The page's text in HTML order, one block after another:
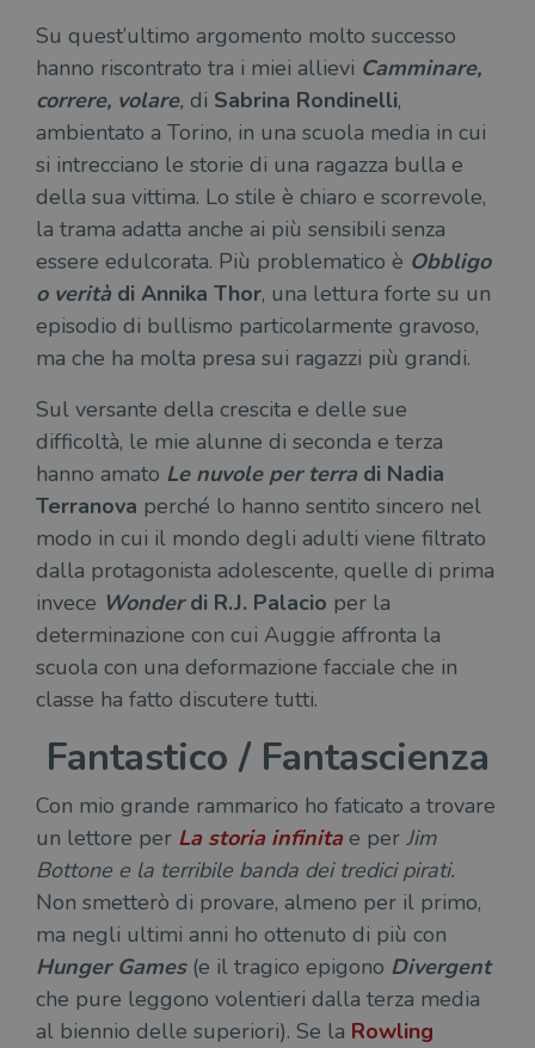
Su quest’ultimo argomento molto successo
hanno riscontrato tra i miei allievi Camminare,
correre, volare, di Sabrina Rondinelli,
ambientato a Torino, in una scuola media in cui
si intrecciano le storie di una ragazza bulla e
della sua vittima. Lo stile è chiaro e scorrevole,
la trama adatta anche ai più sensibili senza
essere edulcorata. Più problematico è Obbligo
o verità di Annika Thor, una lettura forte su un
episodio di bullismo particolarmente gravoso,
ma che ha molta presa sui ragazzi più grandi.
Sul versante della crescita e delle sue
difficoltà, le mie alunne di seconda e terza
hanno amato Le nuvole per terra di Nadia
Terranova perché lo hanno sentito sincero nel
modo in cui il mondo degli adulti viene filtrato
dalla protagonista adolescente, quelle di prima
invece Wonderdi R.J. Palacio per la
determinazione con cui Auggie affronta la
scuola con una deformazione facciale che in
classe ha fatto discutere tutti.
Fantastico / Fantascienza
Con mio grande rammarico ho faticato a trovare
un lettore per La storia infinitae per Jim
Bottone e la terribile banda dei tredici pirati.
Non smetterò di provare, almeno per il primo,
ma negli ultimi anni ho ottenuto di più con
Hunger Games (e il tragico epigono Divergent
che pure leggono volentieri dalla terza media
al biennio delle superiori). Se la Rowling